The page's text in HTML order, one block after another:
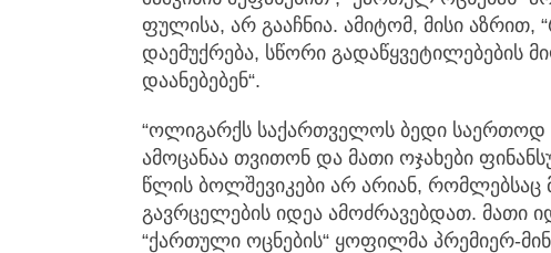
ფულისა, არ გააჩნია. ამიტომ, მისი
დაემუქრება, სწორი გადაწყვეტილებების
დაანებებენ“.
“ოლიგარქს საქართველოს ბედი საერთოდ
ამოცანაა თვითონ და მათი ოჯახები
წლის ბოლშევიკები არ არიან, რომლებსაც
გავრცელების იდეა ამოძრავებდათ.
“ქართული ოცნების“ ყოფილმა პრემიერ-